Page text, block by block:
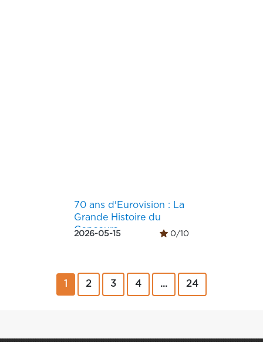
70 ans d'Eurovision : La
Grande Histoire du
Concours
2026-05-15 0/10
2 3 4 ... 24